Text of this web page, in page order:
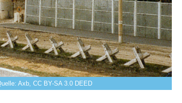
Axb, CC BY-SA 3.0 DEED